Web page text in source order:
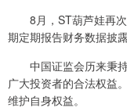
8月，ST葫芦娃再次
期定期报告财务数据披
中国证监会历来秉持
广大投资者的合法权益
维护自身权益。